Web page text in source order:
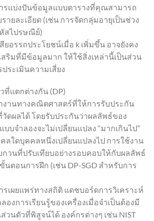
รแบ่งปันข้อมูลแบบตารางที่คุณสามารถ
ายละเอียด (เช่น การจัดกลุ่มอายุเป็นช่วง
สไปรษณีย์)
อรรถประโยชน์เมื่อ k เพิ่มขึ้น อาจยังคง
ริมที่มีข้อมูลมาก ให้ใช้สิ่งเหล่านี้เป็นส่วน
ระเมินความเสี่ยง
ที่แตกต่างกัน (DP)
งานทางคณิตศาสตร์ที่ให้การรับประกัน
ดผลได้ โดยรับประกันว่าผลลัพธ์ของ
บจำลองจะไม่เปลี่ยนแปลง “มากเกินไป”
ใดบุคคลหนึ่งเปลี่ยนแปลงไป การใช้งาน
วนที่ปรับเทียบอย่างรอบคอบให้กับผลลัพธ์
ตอนการฝึก (เช่น DP-SGD สำหรับการ
เผยแพร่ทางสถิติ แดชบอร์ดการวิเคราะห์
องการเรียนรู้ของเครื่องเมื่อจำเป็นต้องมี
วนตัวที่พิสูจน์ได้ องค์กรต่างๆ เช่น NIST